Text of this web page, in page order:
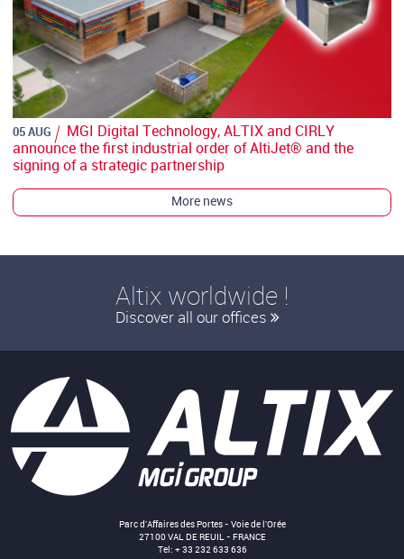
05 AUG
MGI Digital Technology, ALTIX and CIRLY
announce the first industrial order of AltiJet® and the
signing of a strategic partnership
More news
Altix worldwide !
Discover all our offices
Parc d'Affaires des Portes - Voie de l'Orée
27100 VAL DE REUIL - FRANCE
Tel: + 33 232 633 636